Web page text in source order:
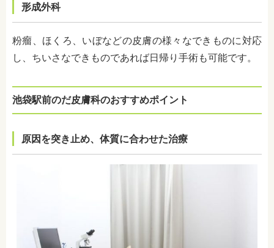
形成外科
粉瘤、ほくろ、いぼなどの皮膚の様々なできものに対応
し、ちいさなできものであれば日帰り手術も可能です。
池袋駅前のだ皮膚科のおすすめポイント
原因を突き止め、体質に合わせた治療